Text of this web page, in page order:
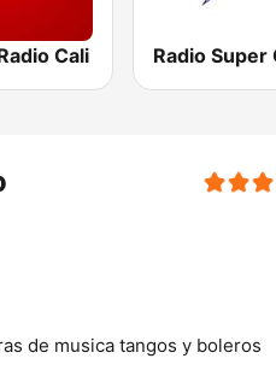
Cali Radio Super
de musica tangos y boleros